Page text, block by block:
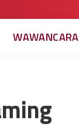
WAWANCARA